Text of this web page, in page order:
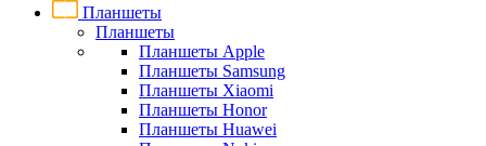
Планшеты
Планшеты
Планшеты Apple
Планшеты Samsung
Планшеты Xiaomi
Планшеты Honor
Планшеты Huawei